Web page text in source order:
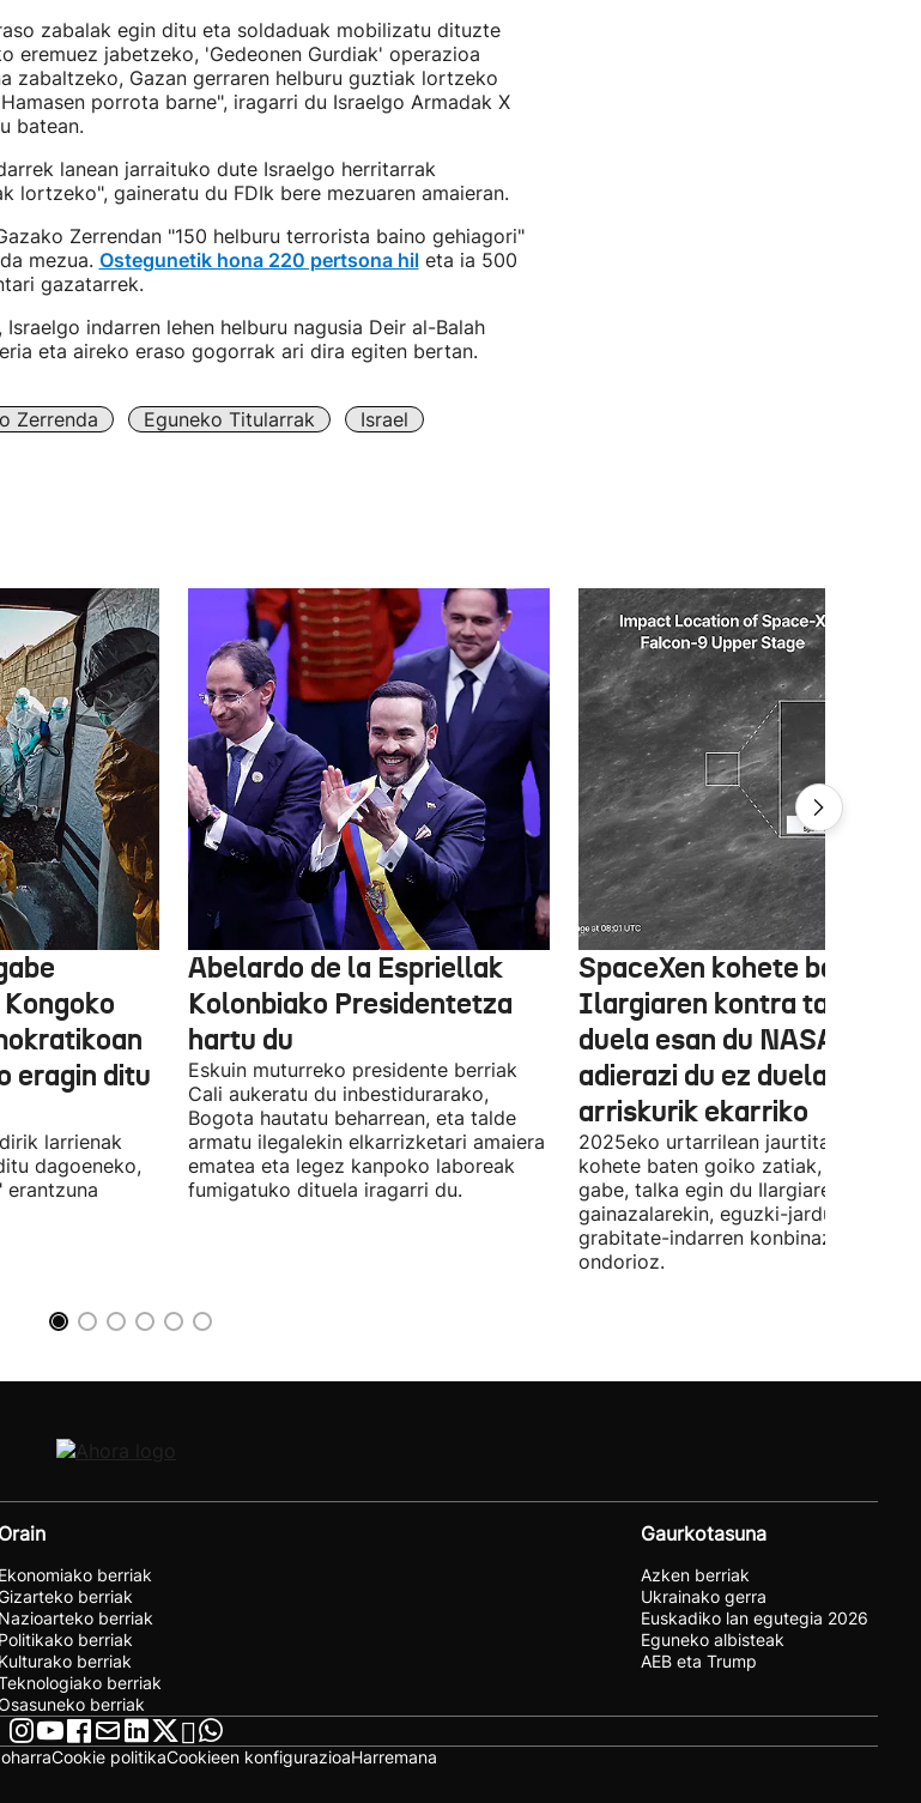
zabalak egin ditu eta soldaduak mobilizatu dituzte
eremuez jabetzeko, 'Gedeonen Gurdiak' operazioa
zabaltzeko, Gazan gerraren helburu guztiak lortzeko
porrota barne", iragarri du Israelgo Armadak X
batean.
lanean jarraituko dute Israelgo herritarrak
lortzeko", gaineratu du FDIk bere mezuaren amaieran.
Zerrendan "150 helburu terrorista baino gehiagori"
mezua. Ostegunetik hona 220 pertsona hileta ia 500
gazatarrek.
indarren lehen helburu nagusia Deir al-Balah
eta aireko eraso gogorrak ari dira egiten bertan.
Zerrenda Eguneko Titularrak
Israel
eragin ditu
larrienak
dagoeneko,
erantzuna
Abelardo de la Espriellak
Kolonbiako Presidentetza
hartu du
Eskuin muturreko presidente berriak
Cali aukeratu du inbestidurarako,
Bogota hautatu beharrean, eta talde
armatu ilegalekin elkarrizketari amaiera
ematea eta legez kanpoko laboreak
fumigatuko dituela iragarri du.
SpaceXen kohete batek
Ilargiaren kontra talka
duela esan du NASAk,
adierazi du ez duela
arriskurik ekarriko
2025eko urtarrilean jaurtitako
kohete baten goiko zatiak, planifikatu
gabe, talka egin du Ilargiaren
gainazalarekin, eguzki-jardueraren
grabitate-indarren konbinazio baten
ondorioz.
Orain
Ekonomiako berriak
berriak
Nazioarteko berriak
Politikako berriak
Kulturako berriak
berriak
berriak
Gaurkotasuna
Azken berriak
Ukrainako gerra
Euskadiko lan egutegia 2026
Eguneko albisteak
AEB eta Trump
Cookie politikaCookieen konfigurazioaHarremana